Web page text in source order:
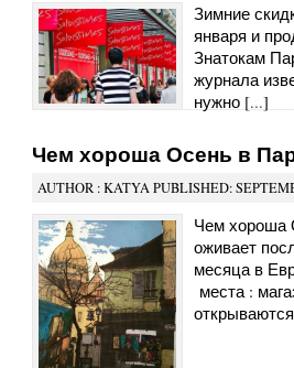
Зимние
января и
Знатокам
журнала
нужно [...]
Чем хороша Осень в
AUTHOR : KATYA PUBLISHED:
Чем хороша
оживает
месяца в
места :